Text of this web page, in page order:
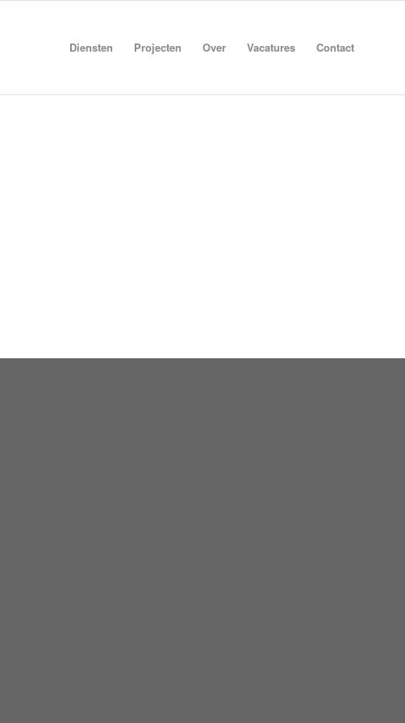
Diensten Projecten Over Vacatures Contact